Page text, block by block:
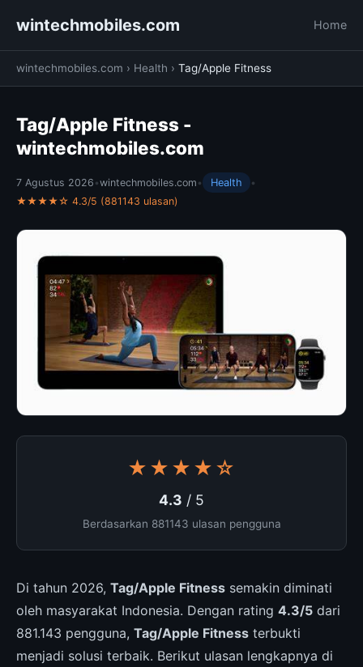
wintechmobiles.com Home
wintechmobiles.com › Health › Tag/Apple Fitness
Tag/Apple Fitness -
wintechmobiles.com
7 Agustus 2026 •wintechmobiles.com • Health
•
★★★★☆ 4.3/5 (881143 ulasan)
★★★★☆
4.3 / 5
Berdasarkan 881143 ulasan pengguna
Di tahun 2026, Tag/Apple Fitness semakin diminati
oleh masyarakat Indonesia. Dengan rating 4.3/5 dari
881.143 pengguna, Tag/Apple Fitness terbukti
menjadi solusi terbaik. Berikut ulasan lengkapnya di